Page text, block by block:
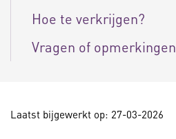
Hoe te verkrijgen?
Vragen of opmerkingen
Laatst bijgewerkt op: 27-03-2026